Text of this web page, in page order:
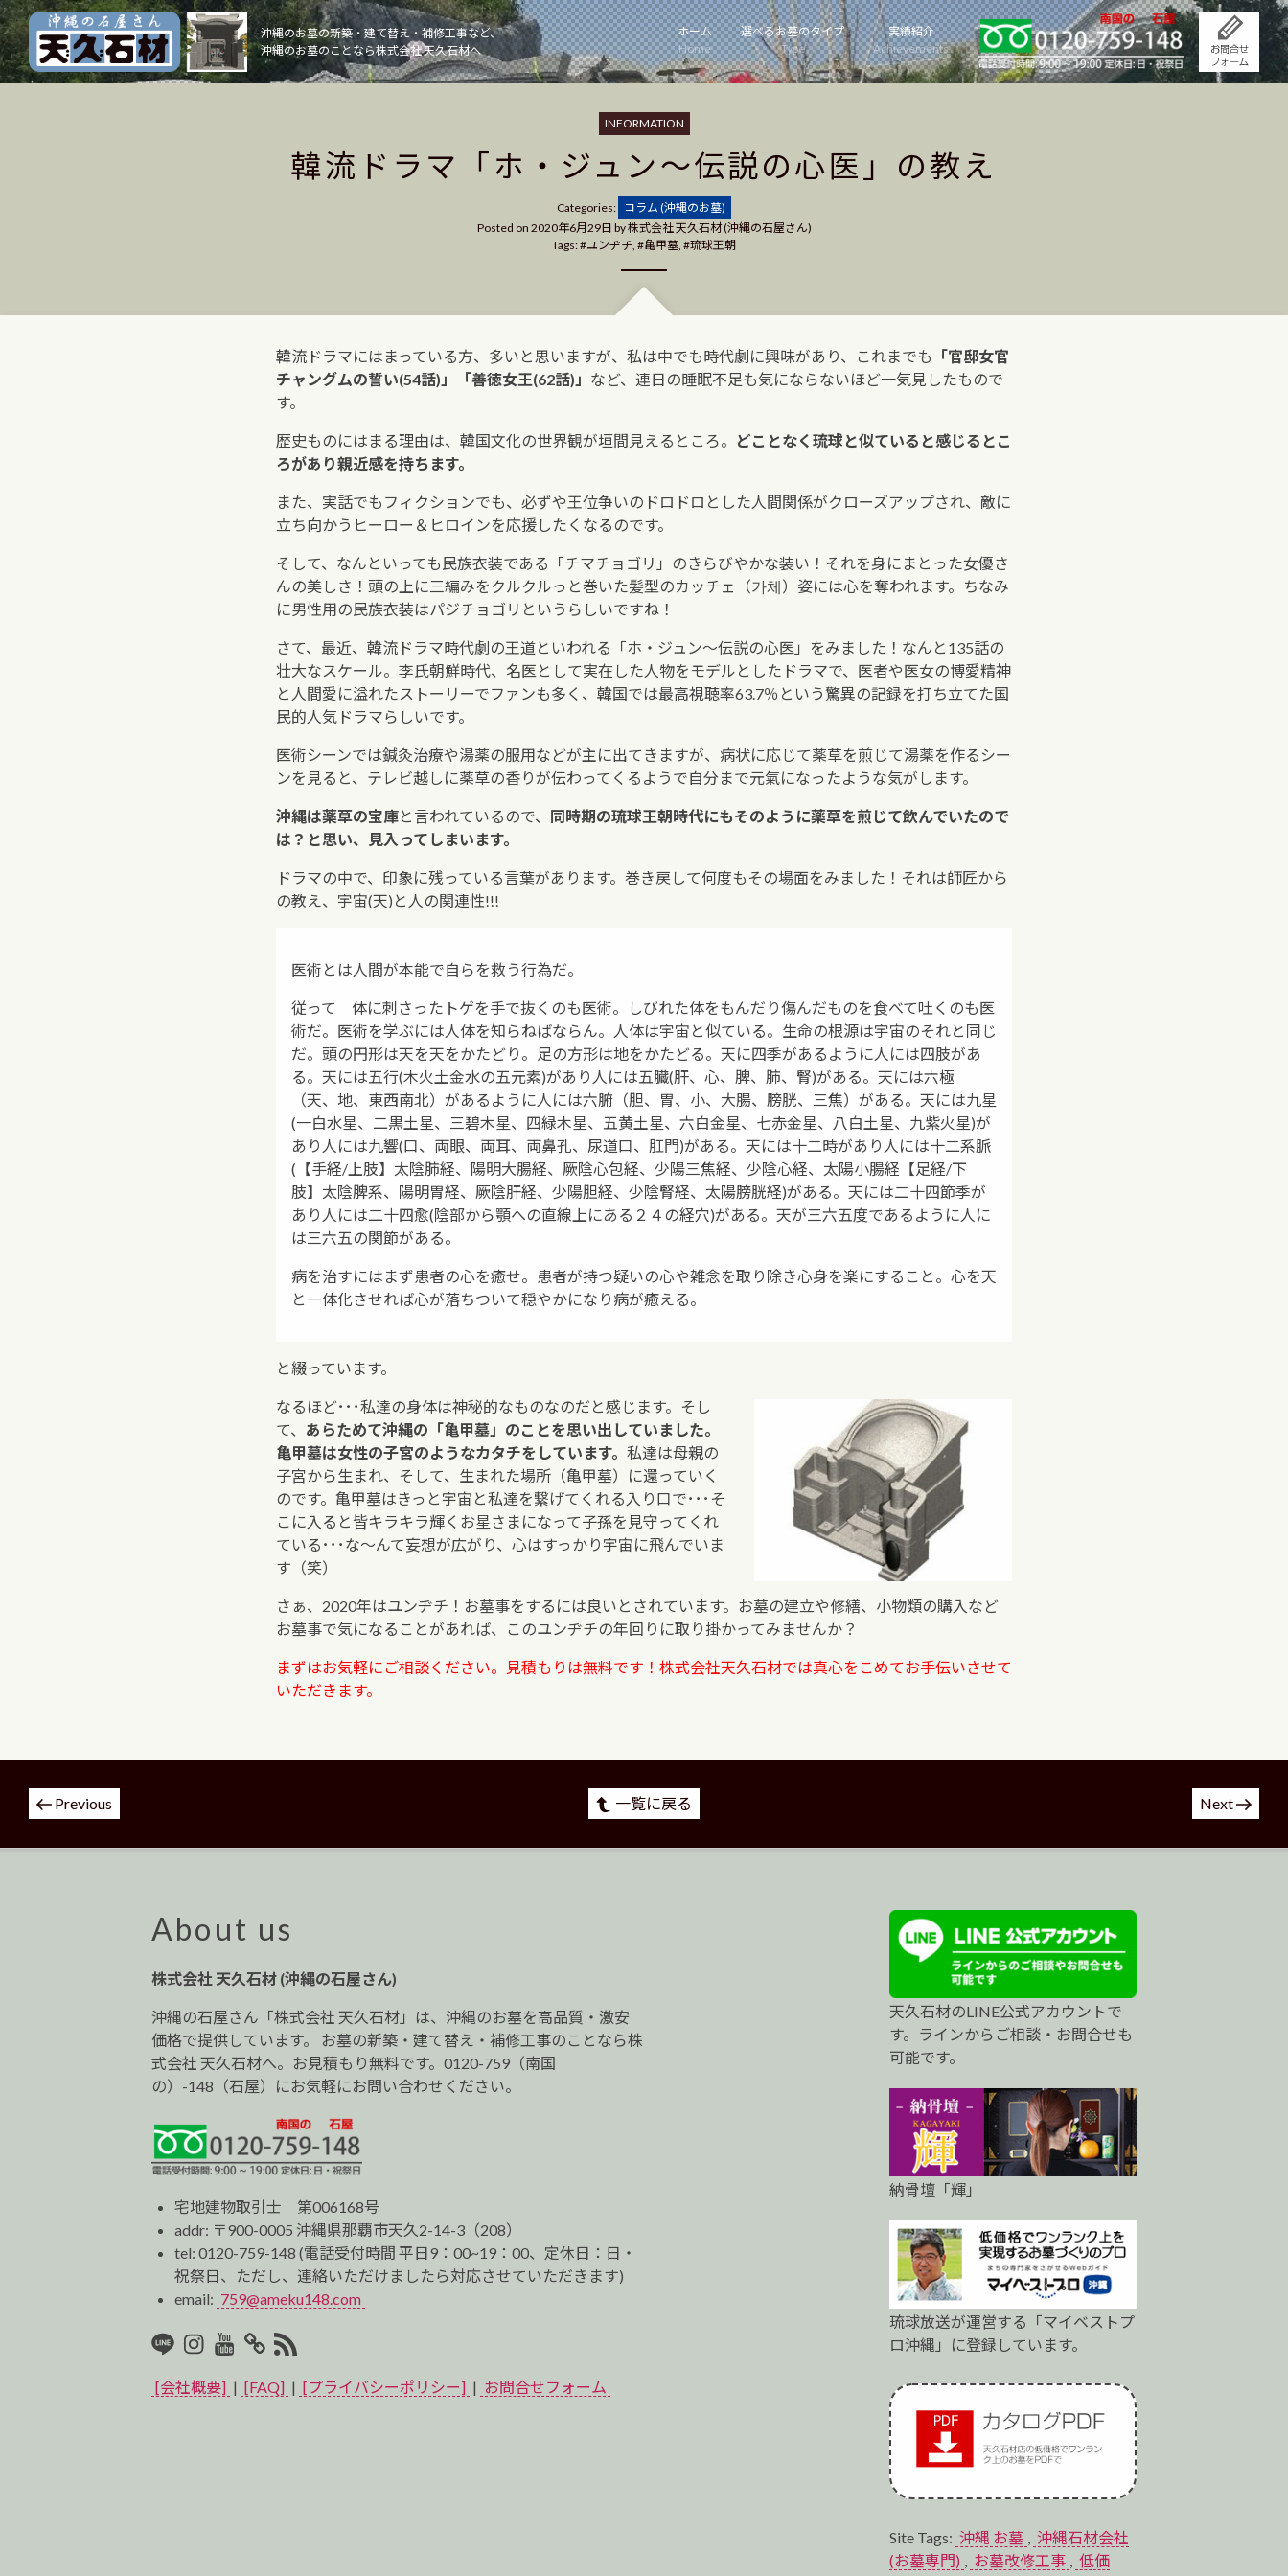
Skip
to
content
沖縄のお墓の新築・建て替え・補修工事など、
沖縄のお墓のことなら株式会社 天久石材へ
ホーム
Home
選べるお墓のタイプ
Type
実績紹介
Achievements
INFORMATION
韓流ドラマ「ホ・ジュン～伝説の心医」の教え
Categories: Categories
コラム (沖縄のお墓)
Posted on 2020年6月29日 by株式会社 天久石材 (沖縄の石屋さん)
Tags:
ユンヂチ, 亀甲墓, 琉球王朝
韓流ドラマにはまっている方、多いと思いますが、私は中でも時代劇に興味があり、これまでも
「官邸女官
チャングムの誓い(54話)」「善徳女王(62話)」 など、連日の睡眠不足も気にならないほど一気見したもので
す。
歴史ものにはまる理由は、韓国文化の世界観が垣間見えるところ。
どことなく琉球と似ていると感じるとこ
ろがあり親近感を持ちます。
また、実話でもフィクションでも、必ずや王位争いのドロドロとした人間関係がクローズアップされ、敵に
立ち向かうヒーロー＆ヒロインを応援したくなるのです。
そして、なんといっても民族衣装である「チマチョゴリ」のきらびやかな装い！それを身にまとった女優さ
んの美しさ！頭の上に三編みをクルクルっと巻いた髪型のカッチェ（가체）姿には心を奪われます。ちなみ
に男性用の民族衣装はパジチョゴリというらしいですね！
さて、最近、韓流ドラマ時代劇の王道といわれる「ホ・ジュン～伝説の心医」をみました！なんと135話の
壮大なスケール。李氏朝鮮時代、名医として実在した人物をモデルとしたドラマで、医者や医女の博愛精神
と人間愛に溢れたストーリーでファンも多く、韓国では最高視聴率63.7％という驚異の記録を打ち立てた国
民的人気ドラマらしいです。
医術シーンでは鍼灸治療や湯薬の服用などが主に出てきますが、病状に応じて薬草を煎じて湯薬を作るシー
ンを見ると、テレビ越しに薬草の香りが伝わってくるようで自分まで元氣になったような気がします。
沖縄は薬草の宝庫と言われているので、 同時期の琉球王朝時代にもそのように薬草を煎じて飲んでいたので
は？と思い、見入ってしまいます。
ドラマの中で、印象に残っている言葉があります。巻き戻して何度もその場面をみました！それは師匠から
の教え、宇宙(天)と人の関連性!!!
医術とは人間が本能で自らを救う行為だ。
従って 体に刺さったトゲを手で抜くのも医術。しびれた体をもんだり傷んだものを食べて吐くのも医
術だ。医術を学ぶには人体を知らねばならん。人体は宇宙と似ている。生命の根源は宇宙のそれと同じ
だ。頭の円形は天を天をかたどり。足の方形は地をかたどる。天に四季があるように人には四肢があ
る。天には五行(木火土金水の五元素)があり人には五臓(肝、心、脾、肺、腎)がある。天には六極
（天、地、東西南北）があるように人には六腑（胆、胃、小、大腸、膀胱、三焦）がある。天には九星
(一白水星、二黒土星、三碧木星、四緑木星、五黄土星、六白金星、七赤金星、八白土星、九紫火星)が
あり人には九響(口、両眼、両耳、両鼻孔、尿道口、肛門)がある。天には十二時があり人には十二系脈
(【手経/上肢】太陰肺経、陽明大腸経、厥陰心包経、少陽三焦経、少陰心経、太陽小腸経【足経/下
肢】太陰脾系、陽明胃経、厥陰肝経、少陽胆経、少陰腎経、太陽膀胱経)がある。天には二十四節季が
あり人には二十四愈(陰部から顎への直線上にある２４の経穴)がある。天が三六五度であるように人に
は三六五の関節がある。
病を治すにはまず患者の心を癒せ。患者が持つ疑いの心や雑念を取り除き心身を楽にすること。心を天
と一体化させれば心が落ちついて穏やかになり病が癒える。
と綴っています。
なるほど･･･私達の身体は神秘的なものなのだと感じます。そし
て、 あらためて沖縄の「亀甲墓」のことを思い出していました。
亀甲墓は女性の子宮のようなカタチをしています。 私達は母親の
子宮から生まれ、そして、生まれた場所（亀甲墓）に還っていく
のです。亀甲墓はきっと宇宙と私達を繋げてくれる入り口で･･･そ
こに入ると皆キラキラ輝くお星さまになって子孫を見守ってくれ
ている･･･な～んて妄想が広がり、心はすっかり宇宙に飛んでいま
す（笑）
さぁ、2020年はユンヂチ！お墓事をするには良いとされています。お墓の建立や修繕、小物類の購入など
お墓事で気になることがあれば、このユンヂチの年回りに取り掛かってみませんか？
まずはお気軽にご相談ください。見積もりは無料です！株式会社天久石材では真心をこめてお手伝いさせて
いただきます。
投
稿
ナ
Previous 一覧に戻る Next
About us
株式会社 天久石材 (沖縄の石屋さん)
沖縄の石屋さん「株式会社 天久石材」は、沖縄のお墓を高品質・激安
価格で提供しています。 お墓の新築・建て替え・補修工事のことなら株
式会社 天久石材へ。お見積もり無料です。0120-759（南国
の）-148（石屋）にお気軽にお問い合わせください。
宅地建物取引士 第006168号
addr: 〒900-0005 沖縄県那覇市天久2-14-3（208）
tel:0120-759-148 (電話受付時間 平日9：00~19：00、定休日：日・
祝祭日、ただし、連絡いただけましたら対応させていただきます)
email: 759@ameku148.com
LINEInstagram
Youtube
マ
イ
RSS2
[会社概要] | [FAQ] | [プライバシーポリシー] | お問合せフォーム
天久石材のLINE公式アカウントで
す。ラインからご相談・お問合せも
可能です。
納骨壇「輝」
琉球放送が運営する「マイベストプ
ロ沖縄」に登録しています。
Site Tags: 沖縄 お墓 , 沖縄石材会社
(お墓専門) , お墓改修工事 , 低価